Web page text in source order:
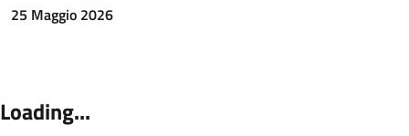
Azioni di miglioramento
continuo dell’efficacia e dell’efficienza dei
25 Maggio 2026